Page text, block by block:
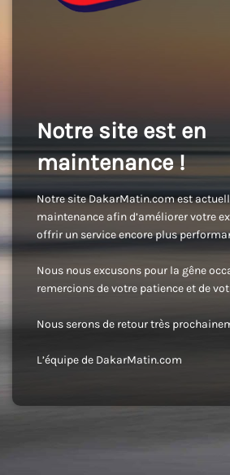
Notre site est en
maintenance !
Notre site DakarMatin.com est
maintenance afin d’améliorer votre
offrir un service encore plus
Nous nous excusons pour la gêne
remercions de votre patience et de
Nous serons de retour très
L’équipe de DakarMatin.com